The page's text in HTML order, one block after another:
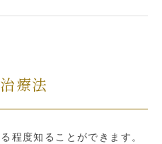
療法
程度知ることができます。